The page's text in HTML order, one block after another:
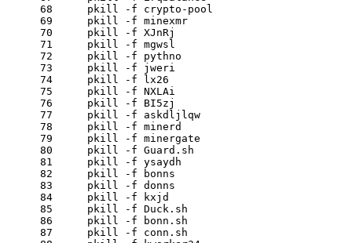
68
69
70
71
72
73
74
75
76
77
78
79
80
81
82
83
84
85
86
87
    pkill
-f crypto-pool
    pkill
-f minexmr
    pkill
-f XJnRj
    pkill
-f mgwsl
    pkill
-f pythno
    pkill
-f jweri
    pkill
-f lx26
    pkill
-f NXLAi
    pkill
-f BI5zj
    pkill
-f askdljlqw
    pkill
-f minerd
    pkill
-f minergate
    pkill
-f Guard.sh
    pkill
-f ysaydh
    pkill
-f bonns
    pkill
-f donns
    pkill
-f kxjd
    pkill
-f Duck.sh
    pkill
-f bonn.sh
    pkill
-f conn.sh